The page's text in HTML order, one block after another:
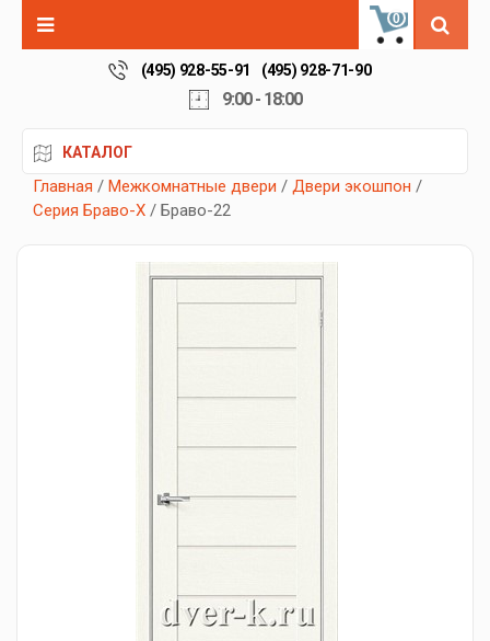
0
(495) 928-55-91 (495) 928-71-90
9:00 - 18:00
КАТАЛОГ
Главная / Межкомнатные двери / Двери экошпон /
Серия Браво-X / Браво-22